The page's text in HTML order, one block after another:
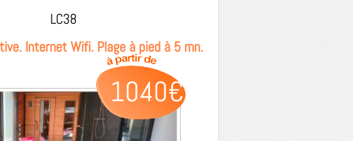
Internet Wifi. Plage à pied à 5 mn.
LC38
1040€